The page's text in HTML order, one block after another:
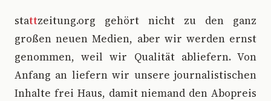
stattzeitung.org gehört nicht zu den ganz
großen neuen Medien, aber wir werden ernst
genommen, weil wir Qualität abliefern. Von
Anfang an liefern wir unsere journalistischen
Inhalte frei Haus, damit niemand den Abopreis